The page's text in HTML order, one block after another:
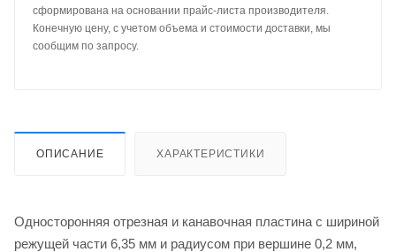
сформирована на основании прайс-листа производителя.
Конечную цену, с учетом объема и стоимости доставки, мы
сообщим по запросу.
ОПИСАНИЕ ХАРАКТЕРИСТИКИ
Односторонняя отрезная и канавочная пластина с шириной
режущей части 6,35 мм и радиусом при вершине 0,2 мм,